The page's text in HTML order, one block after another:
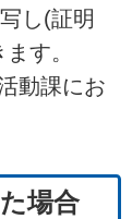
し(証明
す。
動課にお
場合